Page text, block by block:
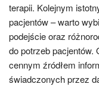
terapii. Kolejnym
pacjentów – warto
podejście oraz
do potrzeb pacjentów.
cennym źródłem
świadczonych przez